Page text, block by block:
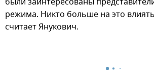
режима. Никто больше на это
считает Янукович.